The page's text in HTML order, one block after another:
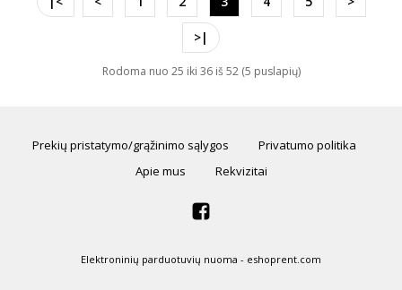
>|
Rodoma nuo 25 iki 36 iš 52 (5 puslapių)
Prekių pristatymo/grąžinimo sąlygos
Privatumo politika
Apie mus
Rekvizitai
Elektroninių parduotuvių nuoma - eshoprent.com